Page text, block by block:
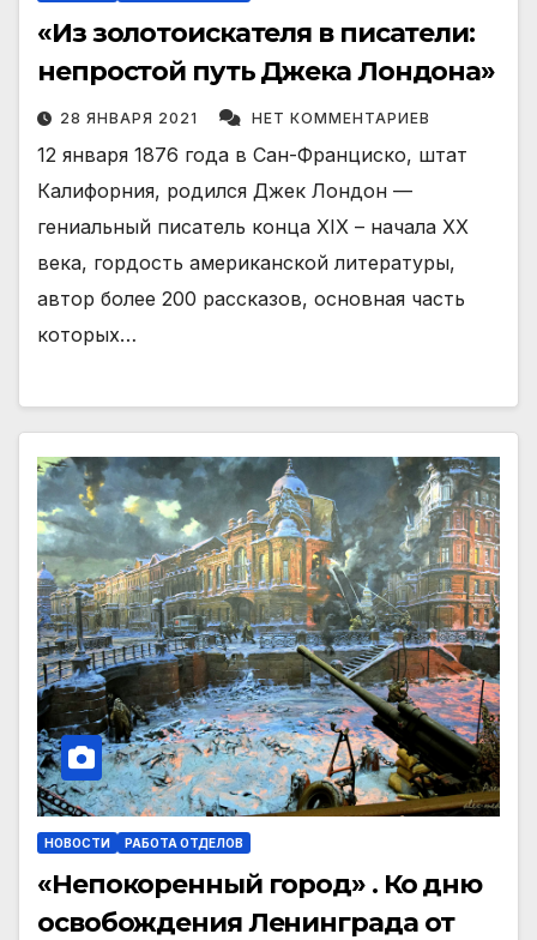
«Из золотоискателя в писатели:
непростой путь Джека Лондона»
28 ЯНВАРЯ 2021 НЕТ КОММЕНТАРИЕВ
12 января 1876 года в Сан-Франциско, штат
Калифорния, родился Джек Лондон —
гениальный писатель конца XIX – начала XX
века, гордость американской литературы,
автор более 200 рассказов, основная часть
которых…
НОВОСТИ РАБОТА ОТДЕЛОВ
«Непокоренный город» . Ко дню
освобождения Ленинграда от